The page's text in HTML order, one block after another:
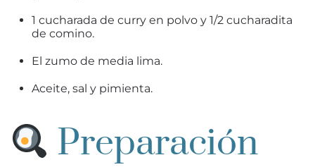
1 cucharada de curry en polvo y 1/2 cucharadita
de comino.
El zumo de media lima.
Aceite, sal y pimienta.
Preparación